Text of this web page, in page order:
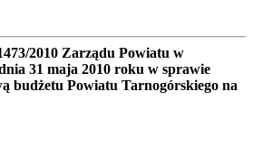
2010 Zarządu Powiatu w
31 maja 2010 roku w sprawie
budżetu Powiatu Tarnogórskiego na